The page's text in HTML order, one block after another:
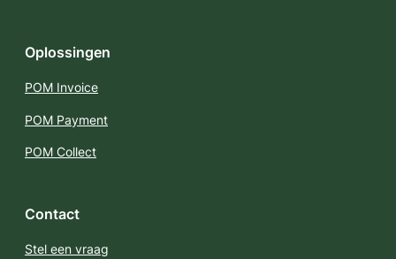
Oplossingen
POM Invoice
POM Payment
POM Collect
Contact
Stel een vraag